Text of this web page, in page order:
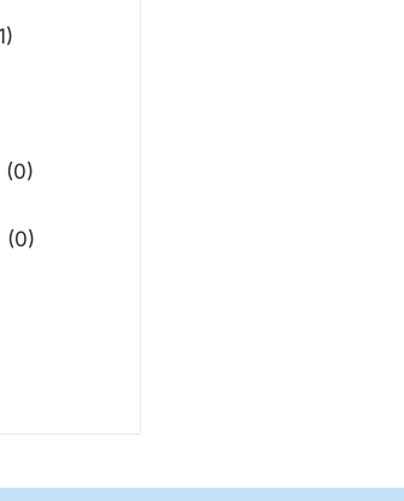
(0)
(0)